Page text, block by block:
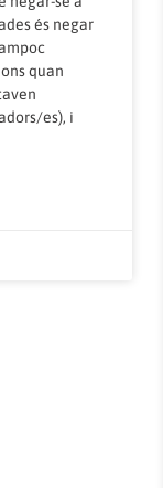
és negar
quan
es), i